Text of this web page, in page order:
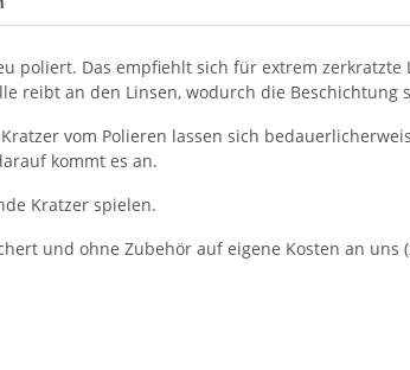
poliert. Das empfiehlt sich für extrem
reibt an den Linsen, wodurch die
vom Polieren lassen sich
kommt es an.
Kratzer spielen.
und ohne Zubehör auf eigene Kosten an